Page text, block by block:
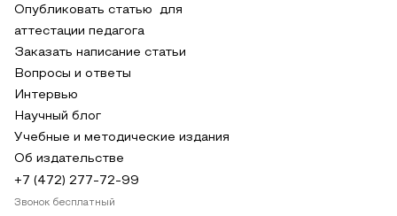
Опубликовать статью для
аттестации педагога
Заказать написание статьи
Вопросы и ответы
Интервью
Научный блог
Учебные и методические издания
Об издательстве
+7 (472) 277-72-99
Звонок бесплатный